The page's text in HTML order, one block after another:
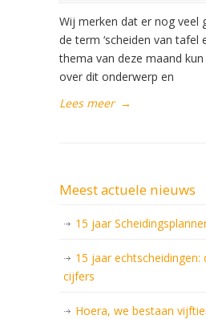
Wij merken dat er nog veel
de term ‘scheiden van tafel
thema van deze maand
over dit onderwerp en
Lees meer →
Meest actuele nieuws
15 jaar
15 jaar echtscheidingen:
cijfers
Hoera, we bestaan